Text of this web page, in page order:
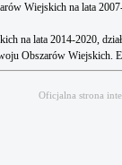
Wiejskich na lata
na lata 2014-2020,
Obszarów Wiejskich.
Oficjalna strona